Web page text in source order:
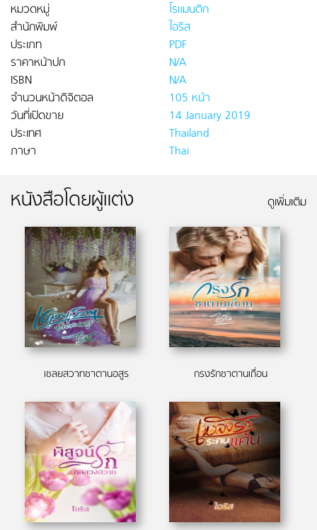
หมวดหมู่
โรแมนติก
สำนักพิมพ์
ไอริส
ประเภท
PDF
ราคาหน้าปก
N/A
ISBN
N/A
จำนวนหน้าดิจิตอล
105 หน้า
วันที่เปิดขาย
14 January 2019
ประเทศ
Thailand
ภาษา
Thai
หนังสือโดยผู้แต่ง ดูเพิ่มเติม
เชลยสวาทซาตานอสูร กรงรักซาตานเถื่อน